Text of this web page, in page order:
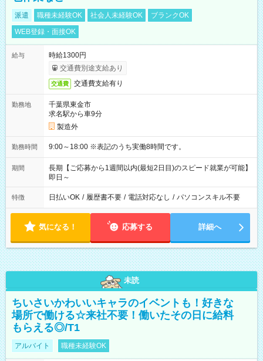
派遣 職種未経験OK 社会人未経験OK
ブランクOK
WEB登録・面接OK
給与
時給1300円
交通費別途支給あり
交通費 交通費支給有り
勤務地
千葉県東金市
求名駅から車9分
製造外
勤務時間 9:00～18:00 ※表記のうち実働8時間です。
期間
長期【ご応募から1週間以内(最短2日目)のスピード就業が可能】
即日～
特徴 日払いOK / 履歴書不要 / 電話対応なし / パソコンスキル不要
気になる！ 応募する 詳細へ
未読
ちいさいかわいいキャラのイベントも！好きな
場所で働ける☆来社不要！働いたその日に給料
もらえる◎/T1
アルバイト 職種未経験OK